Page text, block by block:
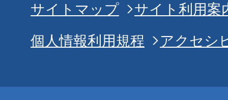
サイトマップ
サイト利用案
個人情報利用規程
アクセシ